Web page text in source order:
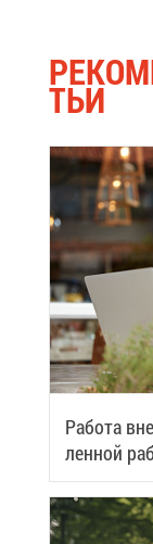
ТЬИ
Ра­бо­та
лен­ной